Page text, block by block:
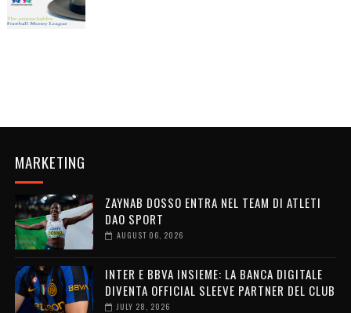
MARKETING
ZAYNAB DOSSO ENTRA NEL TEAM DI ATLETI
DAO SPORT
AUGUST 06, 2026
INTER E BBVA INSIEME: LA BANCA DIGITALE
DIVENTA OFFICIAL SLEEVE PARTNER DEL CLUB
JULY 28, 2026